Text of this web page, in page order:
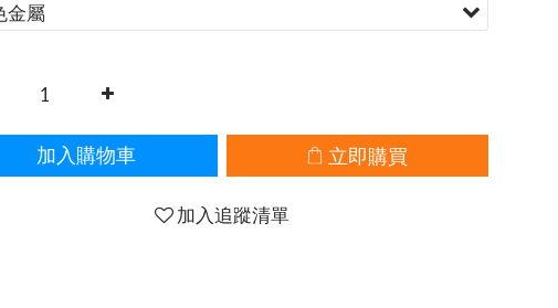
加入購物車 立即購買
加入追蹤清單